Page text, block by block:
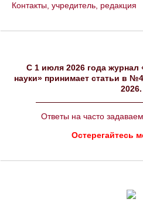
Контакты, учредитель, редакция
C 1 июля 2026 года журнал
науки» принимает статьи в
2026.
Ответы на часто
Остерегайтесь